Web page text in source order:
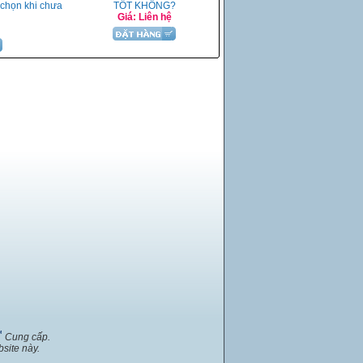
khi chưa
TỐT KHÔNG?
Giá: Liên hệ
Cung cấp.
này.